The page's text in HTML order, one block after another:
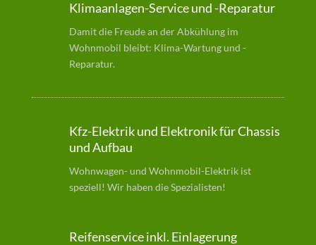
Klimaanlagen-Service und -Reparatur
Damit die Freude an der Abkühlung im
Wohnmobil bleibt: Klima-Wartung und -
Reparatur.
Kfz-Elektrik und Elektronik für Chassis
und Aufbau
Wohnwagen- und Wohnmobil-Elektrik ist
speziell! Wir haben die Spezialisten!
Reifenservice inkl. Einlagerung